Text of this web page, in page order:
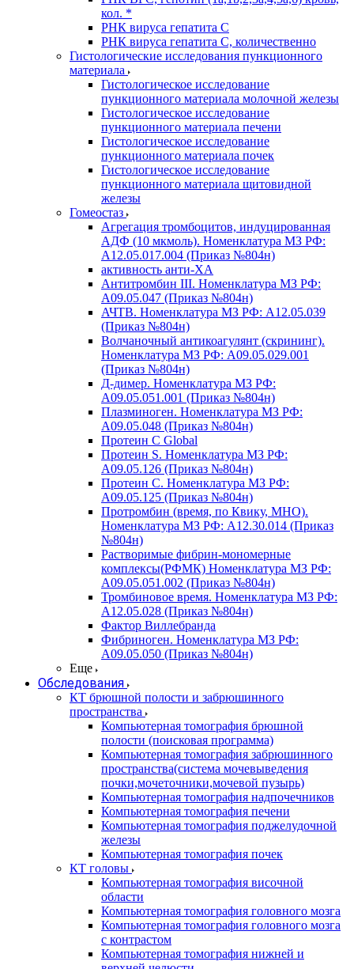
кол. *
РНК вируса гепатита C
РНК вируса гепатита C, количественно
Гистологические исследования пункционного
материала
Гистологическое исследование
пункционного материала молочной железы
Гистологическое исследование
пункционного материала печени
Гистологическое исследование
пункционного материала почек
Гистологическое исследование
пункционного материала щитовидной
железы
Гомеостаз
Агрегация тромбоцитов, индуцированная
АДФ (10 мкмоль). Номенклатура МЗ РФ:
A12.05.017.004 (Приказ №804н)
активность анти-ХА
Антитромбин III. Номенклатура МЗ РФ:
A09.05.047 (Приказ №804н)
АЧТВ. Номенклатура МЗ РФ: A12.05.039
(Приказ №804н)
Волчаночный антикоагулянт (скрининг).
Номенклатура МЗ РФ: A09.05.029.001
(Приказ №804н)
Д-димер. Номенклатура МЗ РФ:
A09.05.051.001 (Приказ №804н)
Плазминоген. Номенклатура МЗ РФ:
A09.05.048 (Приказ №804н)
Протеин C Global
Протеин S. Номенклатура МЗ РФ:
A09.05.126 (Приказ №804н)
Протеин С. Номенклатура МЗ РФ:
A09.05.125 (Приказ №804н)
Протромбин (время, по Квику, МНО).
Номенклатура МЗ РФ: A12.30.014 (Приказ
№804н)
Растворимые фибрин-мономерные
комплексы(РФМК) Номенклатура МЗ РФ:
A09.05.051.002 (Приказ №804н)
Тромбиновое время. Номенклатура МЗ РФ:
A12.05.028 (Приказ №804н)
Фактор Виллебранда
Фибриноген. Номенклатура МЗ РФ:
A09.05.050 (Приказ №804н)
Еще
Обследования
КТ брюшной полости и забрюшинного
пространства
Компьютерная томография брюшной
полости (поисковая программа)
Компьютерная томография забрюшинного
пространства(система мочевыведения
почки,мочеточники,мочевой пузырь)
Компьютерная томография надпочечников
Компьютерная томография печени
Компьютерная томография поджелудочной
железы
Компьютерная томография почек
КТ головы
Компьютерная томография височной
области
Компьютерная томография головного мозга
Компьютерная томография головного мозга
с контрастом
Компьютерная томография нижней и